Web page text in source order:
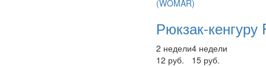
Рюкзак-
2 недели4 недели
12 руб.
15 руб.